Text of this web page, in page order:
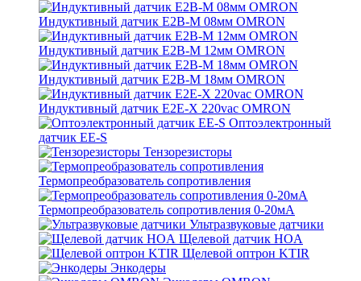
Индуктивный датчик E2B-M 08мм OMRON
Индуктивный датчик E2B-M 12мм OMRON
Индуктивный датчик E2B-M 18мм OMRON
Индуктивный датчик E2E-X 220vac OMRON
Оптоэлектронный
датчик EE-S
Тензорезисторы
Термопреобразователь сопротивления
Термопреобразователь сопротивления 0-20мА
Ультразвуковые датчики
Щелевой датчик HOA
Щелевой оптрон KTIR
Энкодеры